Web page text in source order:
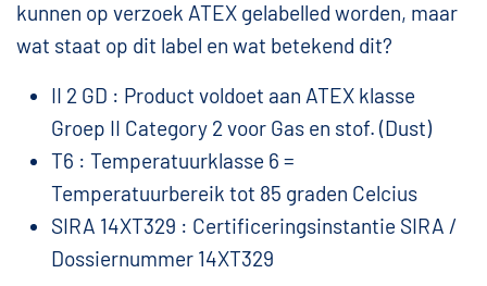
kunnen op verzoek ATEX gelabelled worden, maar
wat staat op dit label en wat betekend dit?
II 2 GD : Product voldoet aan ATEX klasse
Groep II Category 2 voor Gas en stof. (Dust)
T6 : Temperatuurklasse 6 =
Temperatuurbereik tot 85 graden Celcius
SIRA 14XT329 : Certificeringsinstantie SIRA /
Dossiernummer 14XT329